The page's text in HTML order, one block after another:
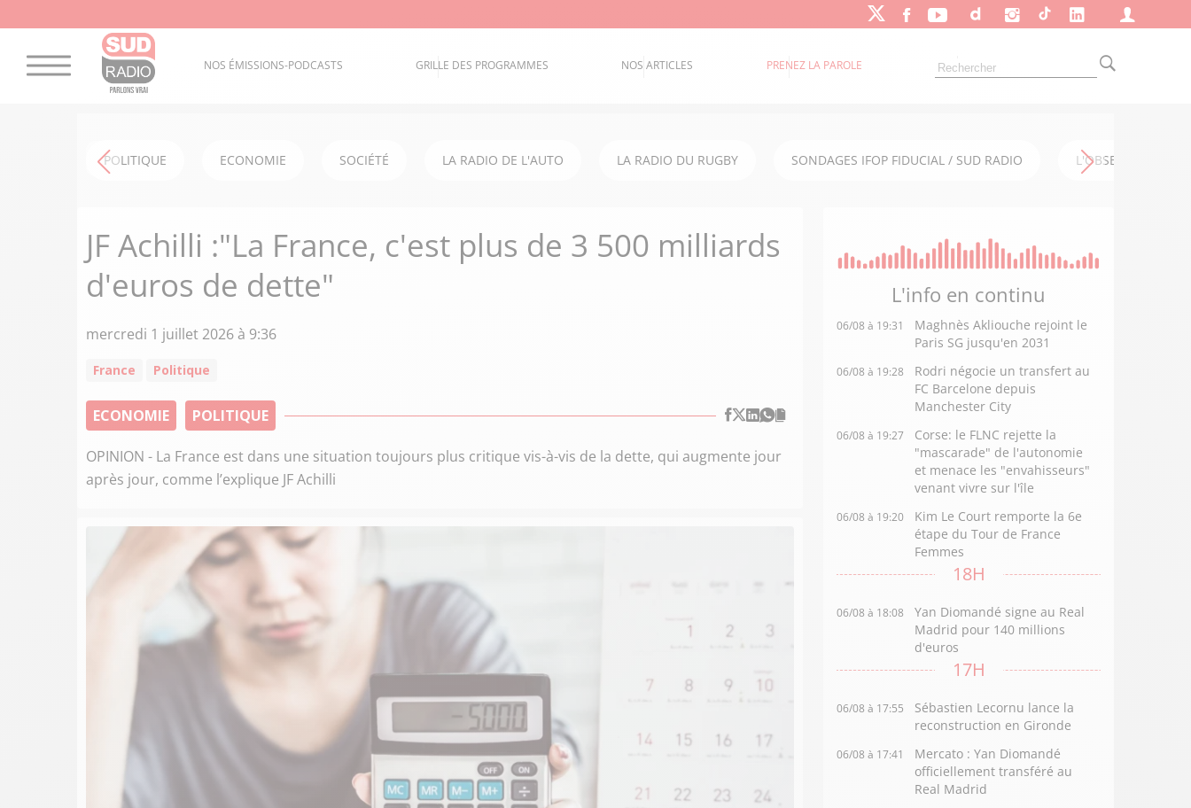
NOS ÉMISSIONS-PODCASTS GRILLE DES PROGRAMMES NOS ARTICLES PRENEZ LA PAROLE
POLITIQUE ECONOMIE SOCIÉTÉ LA RADIO DE L'AUTO LA RADIO DU RUGBY SONDAGES IFOP FIDUCIAL / SUD RADIO L'OBSERVATOIRE
JF Achilli :"La France, c'est plus de 3 500 milliards
d'euros de dette"
mercredi 1 juillet 2026 à 9:36
France Politique
ECONOMIE POLITIQUE
OPINION - La France est dans une situation toujours plus critique vis-à-vis de la dette, qui augmente jour
après jour, comme l’explique JF Achilli
L'info en continu
06/08 à 19:31
Maghnès Akliouche rejoint le
Paris SG jusqu'en 2031
06/08 à 19:28
Rodri négocie un transfert au
FC Barcelone depuis
Manchester City
06/08 à 19:27
Corse: le FLNC rejette la
"mascarade" de l'autonomie
et menace les "envahisseurs"
venant vivre sur l'île
06/08 à 19:20
Kim Le Court remporte la 6e
étape du Tour de France
Femmes
18H
06/08 à 18:08
Yan Diomandé signe au Real
Madrid pour 140 millions
d'euros
17H
06/08 à 17:55
Sébastien Lecornu lance la
reconstruction en Gironde
06/08 à 17:41
Mercato : Yan Diomandé
officiellement transféré au
Real Madrid